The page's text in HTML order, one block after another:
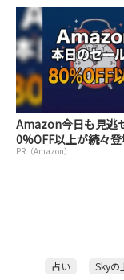
Amazon今日も見逃
0%OFF以上が続々
PR（Amazon）
占い Skyの